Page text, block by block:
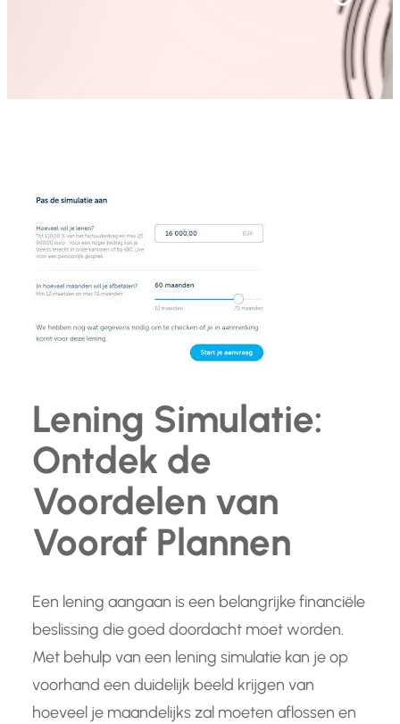
Lening Simulatie:
Ontdek de
Voordelen van
Vooraf Plannen
Een lening aangaan is een belangrijke financiële
beslissing die goed doordacht moet worden.
Met behulp van een lening simulatie kan je op
voorhand een duidelijk beeld krijgen van
hoeveel je maandelijks zal moeten aflossen en